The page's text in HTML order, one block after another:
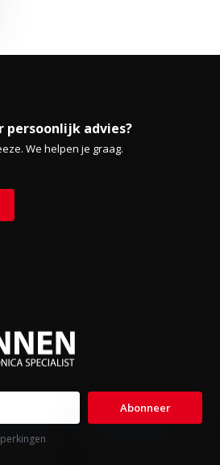
persoonlijk advies?
We helpen je graag.
Abonneer